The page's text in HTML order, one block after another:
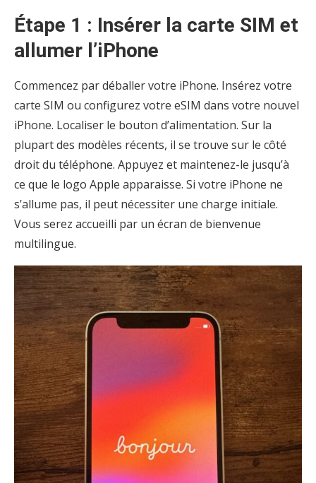
Étape 1 : Insérer la carte SIM et
allumer l’iPhone
Commencez par déballer votre iPhone. Insérez votre
carte SIM ou configurez votre eSIM dans votre nouvel
iPhone. Localiser le bouton d’alimentation. Sur la
plupart des modèles récents, il se trouve sur le côté
droit du téléphone. Appuyez et maintenez-le jusqu’à
ce que le logo Apple apparaisse. Si votre iPhone ne
s’allume pas, il peut nécessiter une charge initiale.
Vous serez accueilli par un écran de bienvenue
multilingue.